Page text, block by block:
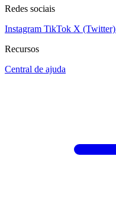
Redes sociais
Instagram TikTok X (Twitter)
Recursos
Central de ajuda